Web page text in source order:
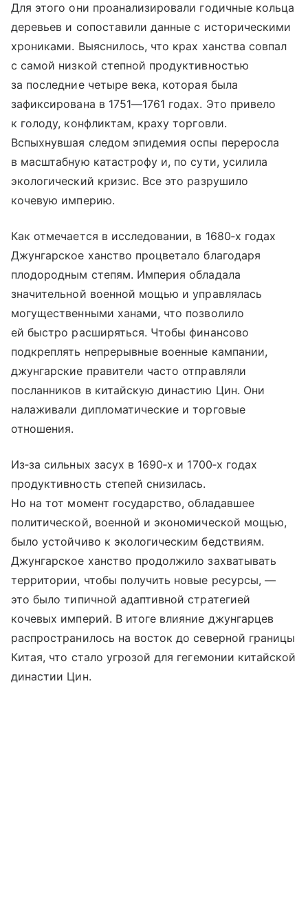
Для этого они проанализировали годичные кольца
деревьев и сопоставили данные с историческими
хрониками. Выяснилось, что крах ханства совпал
с самой низкой степной продуктивностью
за последние четыре века, которая была
зафиксирована в 1751—1761 годах. Это привело
к голоду, конфликтам, краху торговли.
Вспыхнувшая следом эпидемия оспы переросла
в масштабную катастрофу и, по сути, усилила
экологический кризис. Все это разрушило
кочевую империю.
Как отмечается в исследовании, в 1680‑х годах
Джунгарское ханство процветало благодаря
плодородным степям. Империя обладала
значительной военной мощью и управлялась
могущественными ханами, что позволило
ей быстро расширяться. Чтобы финансово
подкреплять непрерывные военные кампании,
джунгарские правители часто отправляли
посланников в китайскую династию Цин. Они
налаживали дипломатические и торговые
отношения.
Из‑за сильных засух в 1690‑х и 1700‑х годах
продуктивность степей снизилась.
Но на тот момент государство, обладавшее
политической, военной и экономической мощью,
было устойчиво к экологическим бедствиям.
Джунгарское ханство продолжило захватывать
территории, чтобы получить новые ресурсы, —
это было типичной адаптивной стратегией
кочевых империй. В итоге влияние джунгарцев
распространилось на восток до северной границы
Китая, что стало угрозой для гегемонии китайской
династии Цин.